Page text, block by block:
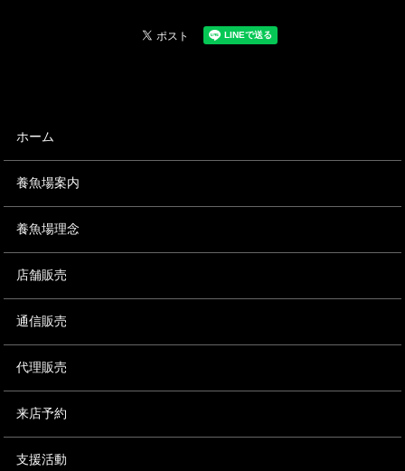
ホーム
養魚場案内
養魚場理念
店舗販売
通信販売
代理販売
来店予約
支援活動